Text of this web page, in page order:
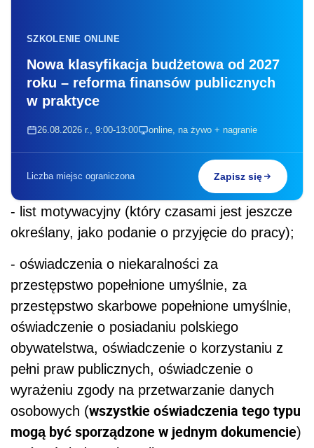
SZKOLENIE ONLINE
Nowa klasyfikacja budżetowa od 2027
roku – reforma finansów publicznych
w praktyce
26.08.2026 r., 9:00-13:00 online, na żywo + nagranie
Liczba miejsc ograniczona Zapisz się
- list motywacyjny (który czasami jest jeszcze
określany, jako podanie o przyjęcie do pracy);
- oświadczenia o niekaralności za
przestępstwo popełnione umyślnie, za
przestępstwo skarbowe popełnione umyślnie,
oświadczenie o posiadaniu polskiego
obywatelstwa, oświadczenie o korzystaniu z
pełni praw publicznych, oświadczenie o
wyrażeniu zgody na przetwarzanie danych
osobowych (wszystkie oświadczenia tego typu
mogą być sporządzone w jednym dokumencie)